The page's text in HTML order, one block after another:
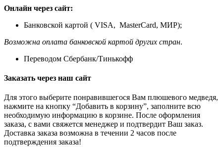
Онлайн через сайт:
Банковской картой ( VISA, MasterCard, МИР);
Возможна оплата банковской картой других стран.
Переводом Сбербанк/Тинькофф
Заказать через наш сайт
Для этого выберите понравившегося Вам плюшевого медведя,
нажмите на кнопку “Добавить в корзину”, заполните всю
необходимую информацию в корзине. После оформления
заказа, с вами свяжется менеджер и подтвердит Ваш заказ.
Доставка заказа возможна в течении 2 часов после
подтверждения заказа!